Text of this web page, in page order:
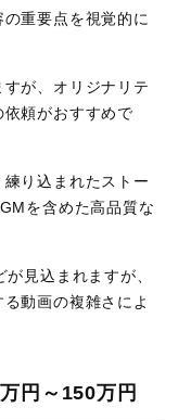
重要点を視覚的に
が、オリジナリテ
頼がおすすめで
り込まれたストー
を含めた高品質な
見込まれますが、
動画の複雑さによ
円～150万円